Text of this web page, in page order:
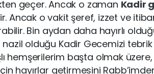
geçer. Ancak o zaman Kadir
Ancak o vakit şeref, izzet ve
Bin aydan daha hayırlı
nazil olduğu Kadir Gecemizi
hemşerilerim başta olmak üzere,
hayırlar getirmesini